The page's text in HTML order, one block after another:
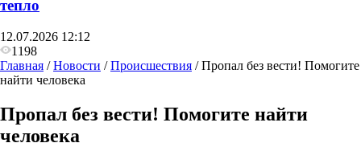
тепло
12.07.2026 12:12
1198
Главная /Новости /Происшествия /Пропал без вести! Помогите
найти человека
Пропал без вести! Помогите найти
человека